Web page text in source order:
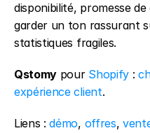
disponibilité, promesse
garder un ton rassurant
statistiques fragiles.
Qstomy pour Shopify :
expérience client.
Liens : démo, offres,